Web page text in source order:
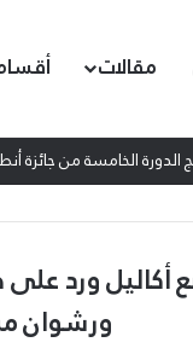
مقالات
الخامسة من جائزة
أكاليل ورد
ورشوان